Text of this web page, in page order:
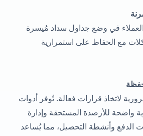
العملاء في وضع جداول سداد مُيسرة
مع الحفاظ على استمرارية
لاتخاذ قرارات فعالة. تُوفر أدوات
واضحة للأرصدة المستحقة وإدارة
الدفع وأنشطة التحصيل، مما يُساعد